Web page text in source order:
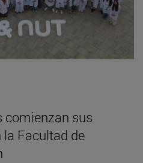
comienzan sus
la Facultad de